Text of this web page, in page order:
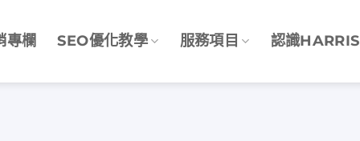
專欄 SEO優化教學 服務項目 認識HARRIS